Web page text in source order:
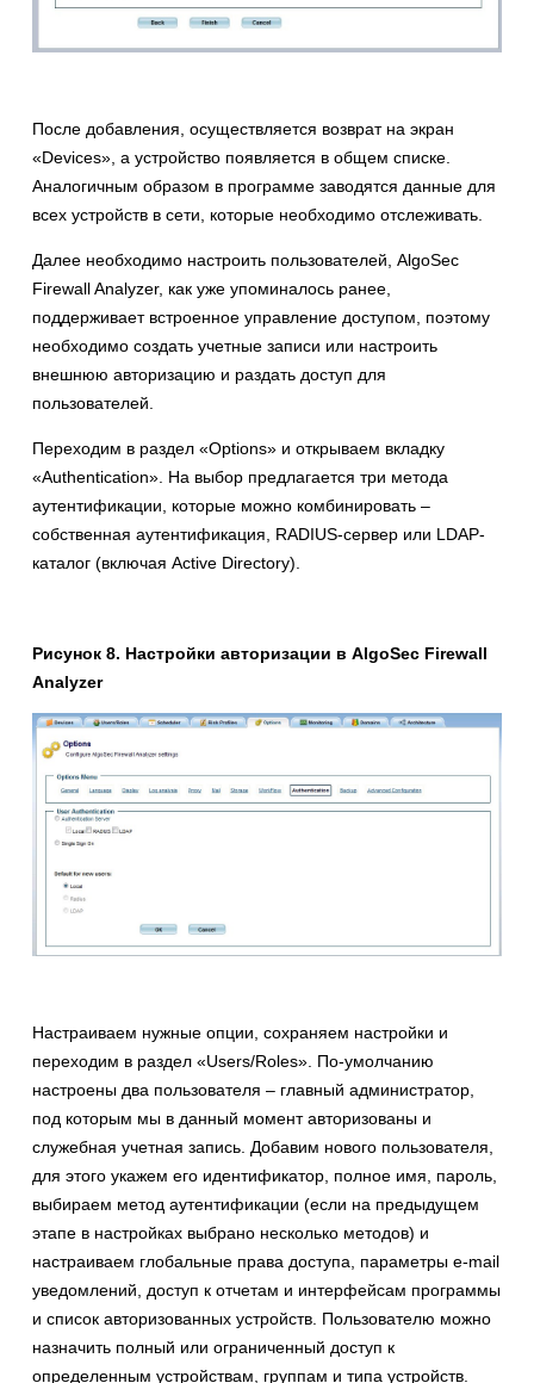
После добавления, осуществляется возврат на экран
«Devices», а устройство появляется в общем списке.
Аналогичным образом в программе заводятся данные для
всех устройств в сети, которые необходимо отслеживать.
Далее необходимо настроить пользователей, AlgoSec
Firewall Analyzer, как уже упоминалось ранее,
поддерживает встроенное управление доступом, поэтому
необходимо создать учетные записи или настроить
внешнюю авторизацию и раздать доступ для
пользователей.
Переходим в раздел «Options» и открываем вкладку
«Authentication». На выбор предлагается три метода
аутентификации, которые можно комбинировать –
собственная аутентификация, RADIUS-сервер или LDAP-
каталог (включая Active Directory).
Рисунок 8. Настройки авторизации в AlgoSec Firewall
Analyzer
Настраиваем нужные опции, сохраняем настройки и
переходим в раздел «Users/Roles». По-умолчанию
настроены два пользователя – главный администратор,
под которым мы в данный момент авторизованы и
служебная учетная запись. Добавим нового пользователя,
для этого укажем его идентификатор, полное имя, пароль,
выбираем метод аутентификации (если на предыдущем
этапе в настройках выбрано несколько методов) и
настраиваем глобальные права доступа, параметры e-mail
уведомлений, доступ к отчетам и интерфейсам программы
и список авторизованных устройств. Пользователю можно
назначить полный или ограниченный доступ к
определенным устройствам, группам и типа устройств.